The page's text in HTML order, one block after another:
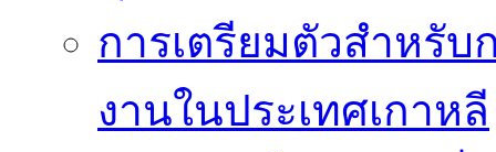
การเตรียมตัวสำหรับ
งานในประเทศเกาหลี